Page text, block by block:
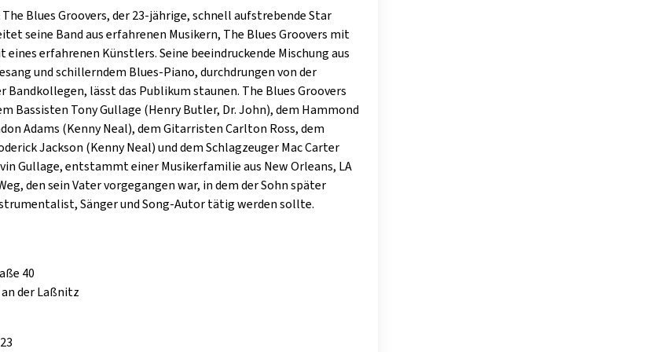
GOLD & PECH THEATER
The Blues Groovers, der 23-jährige, schnell aufstrebende Star
seine Band aus erfahrenen Musikern, The Blues Groovers mit
eines erfahrenen Künstlers. Seine beeindruckende Mischung aus
und schillerndem Blues-Piano, durchdrungen von der
Bandkollegen, lässt das Publikum staunen. The Blues Groovers
Bassisten Tony Gullage (Henry Butler, Dr. John), dem Hammond
Adams (Kenny Neal), dem Gitarristen Carlton Ross, dem
Jackson (Kenny Neal) und dem Schlagzeuger Mac Carter
Gullage, entstammt einer Musikerfamilie aus New Orleans, LA
den sein Vater vorgegangen war, in dem der Sohn später
Sänger und Song-Autor tätig werden sollte.
40
der Laßnitz